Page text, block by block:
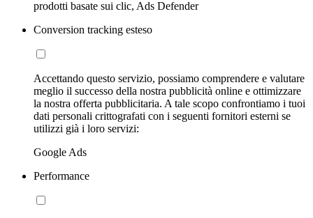
prodotti basate sui clic, Ads Defender
Conversion tracking esteso
Accettando questo servizio, possiamo comprendere e valutare
meglio il successo della nostra pubblicità online e ottimizzare
la nostra offerta pubblicitaria. A tale scopo confrontiamo i tuoi
dati personali crittografati con i seguenti fornitori esterni se
utilizzi già i loro servizi:
Google Ads
Performance